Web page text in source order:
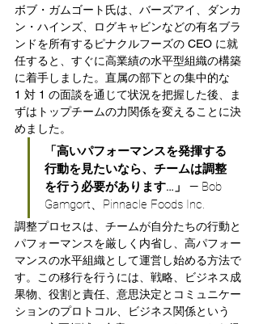
ボブ・ガムゴート氏は、バーズアイ、ダンカ
ン・ハインズ、ログキャビンなどの有名ブラ
ンドを所有するピナクルフーズの CEO に就
任すると、すぐに高業績の水平型組織の構築
に着手しました。直属の部下との集中的な
1 対 1 の面談を通じて状況を把握した後、ま
ずはトップチームの力関係を変えることに決
めました。
「高いパフォーマンスを発揮する
行動を見たいなら、チームは調整
を行う必要があります…」
— Bob
Gamgort、Pinnacle Foods Inc.
調整プロセスは、チームが自分たちの行動と
パフォーマンスを厳しく内省し、高パフォー
マンスの水平組織として運営し始める方法で
す。この移行を行うには、戦略、ビジネス成
果物、役割と責任、意思決定とコミュニケー
ションのプロトコル、ビジネス関係という